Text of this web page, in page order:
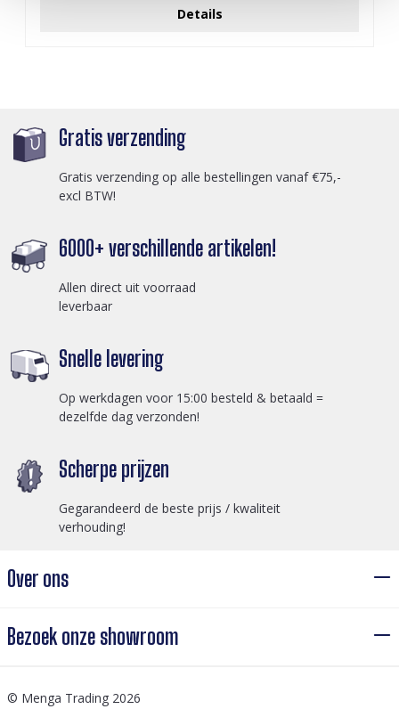
Details
Gratis verzending
Gratis verzending op alle bestellingen vanaf €75,-
excl BTW!
6000+ verschillende artikelen!
Allen direct uit voorraad
leverbaar
Snelle levering
Op werkdagen voor 15:00 besteld & betaald =
dezelfde dag verzonden!
Scherpe prijzen
Gegarandeerd de beste prijs / kwaliteit
verhouding!
Over ons
Bezoek onze showroom
© Menga Trading 2026